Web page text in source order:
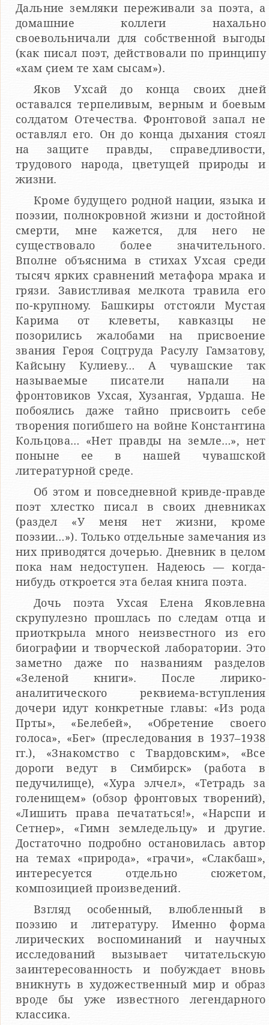
Дальние земляки переживали за поэта, а
домашние коллеги нахально
своевольничали для собственной выгоды
(как писал поэт, действовали по принципу
«хам ҫием те хам сысам»).
Яков Ухсай до конца своих дней
оставался терпеливым, верным и боевым
солдатом Отечества. Фронтовой запал не
оставлял его. Он до конца дыхания стоял
на защите правды, справедливости,
трудового народа, цветущей природы и
жизни.
Кроме будущего родной нации, языка и
поэзии, полнокровной жизни и достойной
смерти, мне кажется, для него не
существовало более значительного.
Вполне объяснима в стихах Ухсая среди
тысяч ярких сравнений метафора мрака и
грязи. Завистливая мелкота травила его
по-крупному. Башкиры отстояли Мустая
Карима от клеветы, кавказцы не
позорились жалобами на присвоение
звания Героя Соцтруда Расулу Гамзатову,
Кайсыну Кулиеву… А чувашские так
называемые писатели напали на
фронтовиков Ухсая, Хузангая, Урдаша. Не
побоялись даже тайно присвоить себе
творения погибшего на войне Константина
Кольцова… «Нет правды на земле…», нет
поныне ее в нашей чувашской
литературной среде.
Об этом и повседневной кривде-правде
поэт хлестко писал в своих дневниках
(раздел «У меня нет жизни, кроме
поэзии…»). Только отдельные замечания из
них приводятся дочерью. Дневник в целом
пока нам недоступен. Надеюсь — когда-
нибудь откроется эта белая книга поэта.
Дочь поэта Ухсая Елена Яковлевна
скрупулезно прошлась по следам отца и
приоткрыла много неизвестного из его
биографии и творческой лаборатории. Это
заметно даже по названиям разделов
«Зеленой книги». После лирико-
аналитического реквиема-вступления
дочери идут конкретные главы: «Из рода
Прты», «Белебей», «Обретение своего
голоса», «Бег» (преследования в 1937–1938
гг.), «Знакомство с Твардовским», «Все
дороги ведут в Симбирск» (работа в
педучилище), «Хура элчел», «Тетрадь за
голенищем» (обзор фронтовых творений),
«Лишить права печататься!», «Нарспи и
Сетнер», «Гимн земледельцу» и другие.
Достаточно подробно остановилась автор
на темах «природа», «грачи», «Слакбаш»,
интересуется отдельно сюжетом,
композицией произведений.
Взгляд особенный, влюбленный в
поэзию и литературу. Именно форма
лирических воспоминаний и научных
исследований вызывает читательскую
заинтересованность и побуждает вновь
вникнуть в художественный мир и образ
вроде бы уже известного легендарного
классика.